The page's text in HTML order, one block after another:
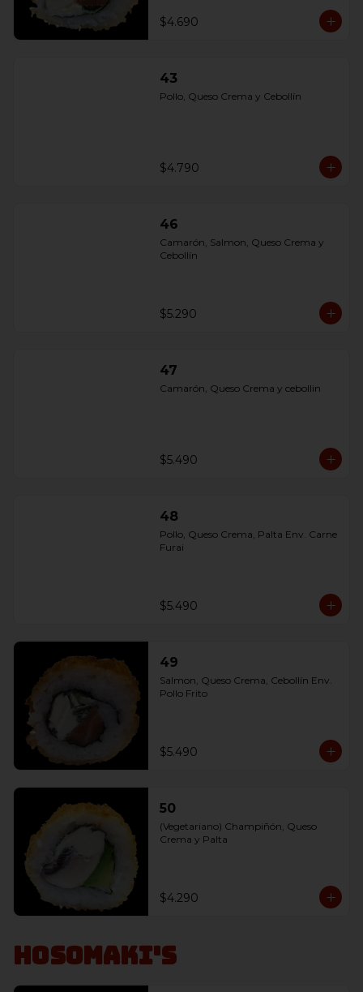
$4.690
43
Pollo, Queso Crema y Cebollín
$4.790
46
Camarón, Salmon, Queso Crema y
Cebollín
$5.290
47
Camarón, Queso Crema y cebollin
$5.490
48
Pollo, Queso Crema, Palta Env. Carne
Furai
$5.490
49
Salmon, Queso Crema, Cebollín Env.
Pollo Frito
$5.490
50
(Vegetariano) Champiñón, Queso
Crema y Palta
$4.290
Hosomaki's